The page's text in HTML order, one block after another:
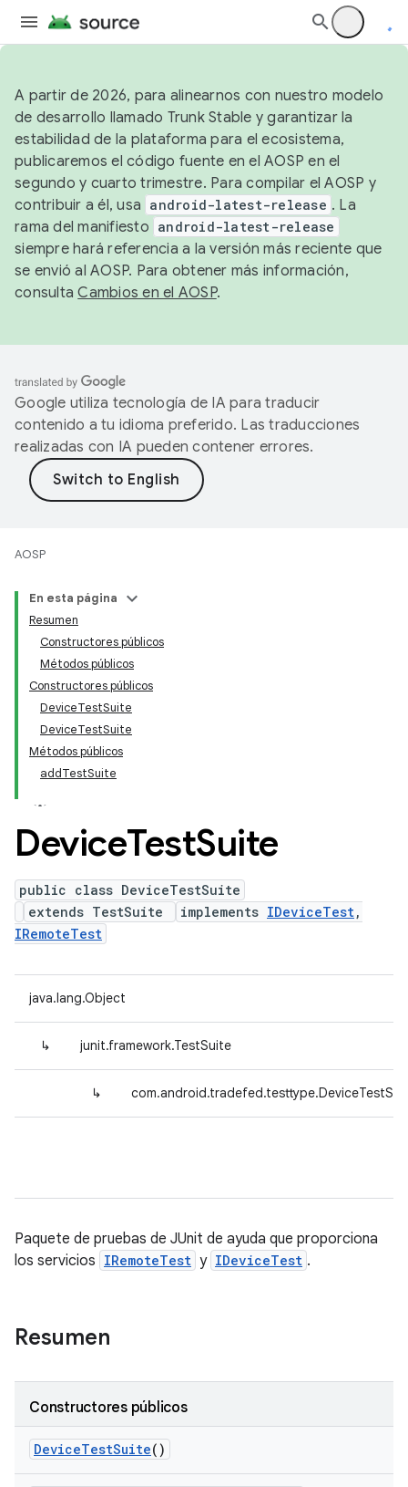
A partir de 2026, para alinearnos con nuestro modelo
de desarrollo llamado Trunk Stable y garantizar la
estabilidad de la plataforma para el ecosistema,
publicaremos el código fuente en el AOSP en el
segundo y cuarto trimestre. Para compilar el AOSP y
contribuir a él, usa android-latest-release . La
rama del manifiesto android-latest-release
siempre hará referencia a la versión más reciente que
se envió al AOSP. Para obtener más información,
consultaCambios en el AOSP.
Google utiliza tecnología de IA para traducir
contenido a tu idioma preferido. Las traducciones
realizadas con IA pueden contener errores.
AOSP
En esta página
Resumen
Constructores públicos
Métodos públicos
Constructores públicos
DeviceTestSuite
DeviceTestSuite
Métodos públicos
addTestSuite
DeviceTestSuite
public class DeviceTestSuite
extends TestSuite
implements IDeviceTest,
IRemoteTest
java.lang.Object
↳ junit.framework.TestSuite
↳
Paquete de pruebas de JUnit de ayuda que proporciona
los servicios IRemoteTest y IDeviceTest .
Resumen
Constructores públicos
DeviceTestSuite()